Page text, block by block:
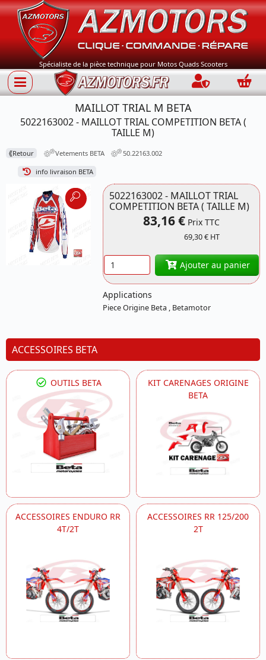
Spécialiste de la pièce technique pour Motos Quads Scooters
Connection
MAILLOT TRIAL M BETA
5022163002 - MAILLOT TRIAL COMPETITION BETA (
TAILLE M)
⟪Retour Vetements BETA 50.22163.002
info livraison BETA
Référence
5022163002 BETA
5022163002 - MAILLOT TRIAL
COMPETITION BETA ( TAILLE M)
83,16 €Prix TTC
69,30 € HT
Quantité Ajouter au panier
Applications
Piece Origine Beta , Betamotor
ACCESSOIRES BETA
OUTILS BETA
KIT CARENAGES ORIGINE
BETA
ACCESSOIRES ENDURO RR
4T/2T
ACCESSOIRES RR 125/200
2T